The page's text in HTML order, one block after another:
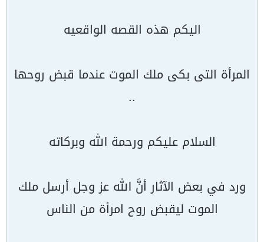
اليكم هذه القصه الواقعيه
المرأة التى بكى ملك الموت عندما قبض روحها
..
السلام عليكم ورحمة الله وبركاته
ورد في بعض الآثار أنَّ الله عز وجل أرسل ملك
الموت ليقبض روح امرأة من الناس